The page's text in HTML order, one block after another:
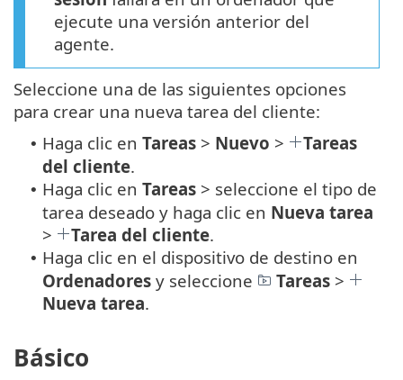
ejecute una versión anterior del
agente.
Seleccione una de las siguientes opciones
para crear una nueva tarea del cliente:
• Haga clic en Tareas > Nuevo >
Tareas
del cliente.
• Haga clic en Tareas > seleccione el tipo de
tarea deseado y haga clic en Nueva tarea
>
Tarea del cliente.
• Haga clic en el dispositivo de destino en
Ordenadores y seleccione Tareas >
Nueva tarea.
Básico